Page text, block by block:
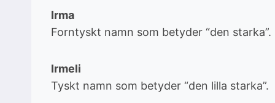
Irma
Forntyskt namn som betyder “den starka”.
Irmeli
Tyskt namn som betyder “den lilla starka”.